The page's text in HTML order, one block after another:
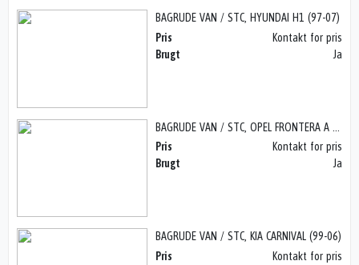
BAGRUDE VAN / STC, HYUNDAI H1 (97-07)
Pris
Kontakt for pris
Brugt
Ja
Pris
Kontakt for pris
Brugt
Ja
BAGRUDE VAN / STC, KIA CARNIVAL (99-06)
Pris
Kontakt for pris